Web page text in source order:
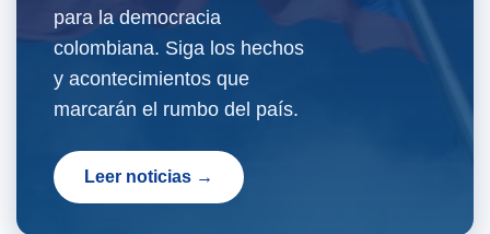
para la democracia
colombiana. Siga los hechos
y acontecimientos que
marcarán el rumbo del país.
Leer noticias →